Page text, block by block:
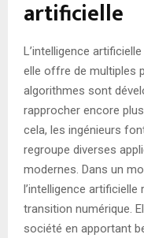
artificielle
L’intelligence
elle offre de multiples
algorithmes sont
rapprocher encore
cela, les ingénieurs
regroupe diverses
modernes. Dans un
l’intelligence artificielle
transition numérique.
société en apportant